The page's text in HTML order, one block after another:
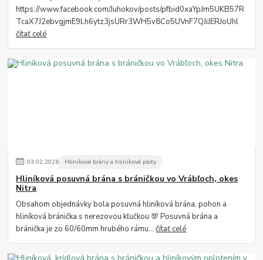
https://www.facebook.com/Juhokov/posts/pfbid0xaYpJm5UKB57R
TcaX7J2ebvgjmE9Lh6ytz3jsURr3WH5v8Co5UVnF7QJiJERJoUhl
čítať celé
03.02.2026 Hliníkové brány a hliníkové ploty
Hliníková posuvná brána s bráničkou vo Vrábľoch, okes
Nitra
Obsahom objednávky bola posuvná hliníková brána, pohon a
hliníková bránička s nerezovou kľučkou 💯 Posuvná brána a
bránička je zo 60/60mm hrubého rámu...čítať celé